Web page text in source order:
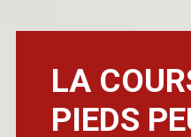
LA
PIEDS